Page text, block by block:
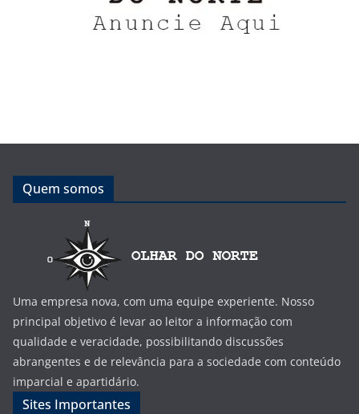
Quem somos
Uma empresa nova, com uma equipe experiente. Nosso
principal objetivo é levar ao leitor a informação com
qualidade e veracidade, possibilitando discussões
abrangentes e de relevância para a sociedade com conteúdo
imparcial e apartidário.
Sites Importantes